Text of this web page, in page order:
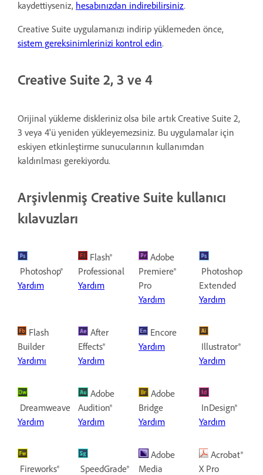
kaydettiyseniz, hesabınızdan indirebilirsiniz.
Creative Suite uygulamanızı indirip yüklemeden önce,
sistem gereksinimlerinizi kontrol edin.
Creative Suite 2, 3 ve 4
Orijinal yükleme diskleriniz olsa bile artık Creative Suite 2,
3 veya 4'ü yeniden yükleyemezsiniz. Bu uygulamalar için
eskiyen etkinleştirme sunucularının kullanımdan
kaldırılması gerekiyordu.
Arşivlenmiş Creative Suite kullanıcı
kılavuzları
Photoshop®
Yardım
Flash®
Professional
Yardım
Adobe
Premiere®
Pro
Yardım
Photoshop
Extended
Yardım
Flash
Builder
Yardımı
After
Effects®
Yardım
Encore
Yardım
Illustrator®
Yardım
Dreamweaver®
Yardım
Adobe
Audition®
Yardım
Adobe
Bridge
Yardım
InDesign®
Yardım
Fireworks®
SpeedGrade®
Adobe
Media
Acrobat®
X Pro